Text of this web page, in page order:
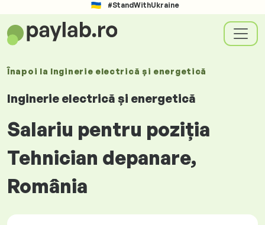
#StandWithUkraine
Înapoi la Inginerie electrică și energetică
Inginerie electrică și energetică
Salariu pentru poziția
Tehnician depanare,
România